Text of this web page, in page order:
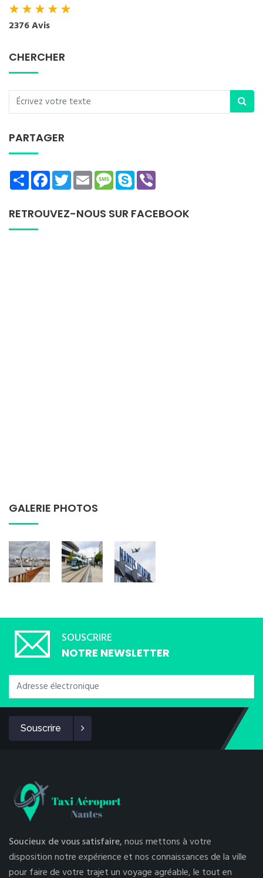
★★★★★
2376 Avis
CHERCHER
PARTAGER
ShareFacebookTwitterEmailMessage
Skype
RETROUVEZ-NOUS SUR FACEBOOK
GALERIE PHOTOS
SOUSCRIRE
NOTRE NEWSLETTER
Souscrire
Soucieux de vous satisfaire,nous mettons à votre
disposition notre expérience et nos connaissances de la ville
pour faire de votre trajet un voyage agréable, le tout en